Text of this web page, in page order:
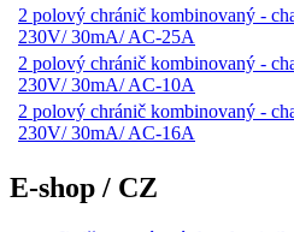
2 polový chránič kombinovaný -
230V/ 30mA/ AC-25A
2 polový chránič kombinovaný -
230V/ 30mA/ AC-10A
2 polový chránič kombinovaný -
230V/ 30mA/ AC-16A
E-shop / CZ